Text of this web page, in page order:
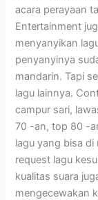
acara perayaan
Entertainment
menyanyikan
penyanyinya
mandarin. Tapi
lagu lainnya.
campur sari,
70 -an, top 80 -
lagu yang bisa di
request lagu
kualitas suara
mengecewakan